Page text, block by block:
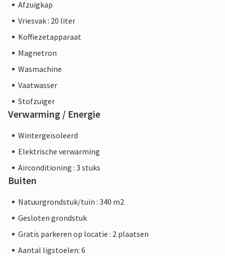
Afzuigkap
Vriesvak : 20 liter
Koffiezetapparaat
Magnetron
Wasmachine
Vaatwasser
Stofzuiger
Verwarming / Energie
Wintergeïsoleerd
Elektrische verwarming
Airconditioning : 3 stuks
Buiten
Natuurgrondstuk/tuin : 340 m2
Gesloten grondstuk
Gratis parkeren op locatie : 2 plaatsen
Aantal ligstoelen: 6